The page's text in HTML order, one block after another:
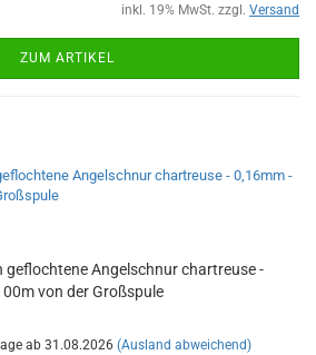
inkl. 19% MwSt. zzgl. Versand
ZUM ARTIKEL
geflochtene Angelschnur chartreuse -
von der Großspule
ab 31.08.2026 (Ausland abweichend)